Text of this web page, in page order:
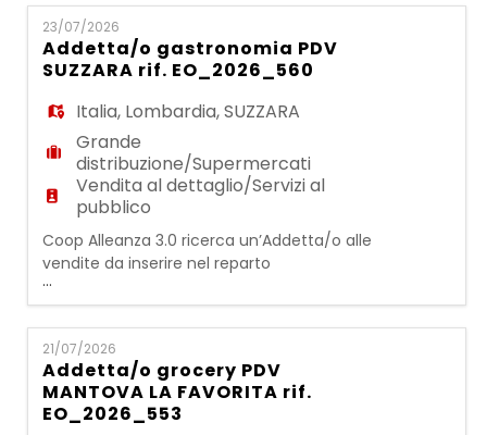
FR
IT
DE
PT
occuperà delle attività legate al servizio e
alla vendita nel reparto GASTRONOMIA
Attività principali: - preparazione del banco
a vendita assistita - vendita diretta al
consumatore di s
23/07/2026
Addetta/o gastronomia PDV
SUZZARA rif. EO_2026_560
Italia, Lombardia,SUZZARA
Grande
distribuzione/Supermercati
Vendita al dettaglio/Servizi al
pubblico
Coop Alleanza 3.0 ricerca un’Addetta/o alle
vendite da inserire nel reparto
GASTRONOMIA La persona inserita opererà
in una realtà strutturata e dinamica e si
occuperà delle attività legate al servizio e
alla vendita nel reparto GASTRONOMIA
Attività principali: - preparazione del banco
a vendita assistita - vendita diretta al
consumatore di s
...
21/07/2026
Addetta/o grocery PDV
MANTOVA LA FAVORITA rif.
EO_2026_553